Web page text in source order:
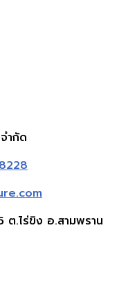
ำกัด
.ไร่ขิง อ.สามพราน